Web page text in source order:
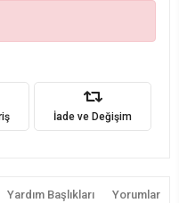
İade ve Değişim
Yardım Başlıkları Yorumlar